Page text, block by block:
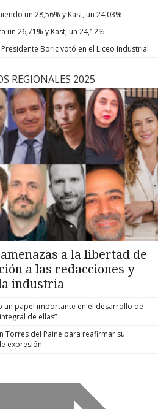
un 28,56% y Kast, un 24,03%
un 26,71% y Kast, un 24,12%
Boric votó en el Liceo Industrial
REGIONALES 2025
a la libertad de
a las redacciones y
industria
un papel importante en el desarrollo de
de ellas”
Torres del Paine para reafirmar su
expresión